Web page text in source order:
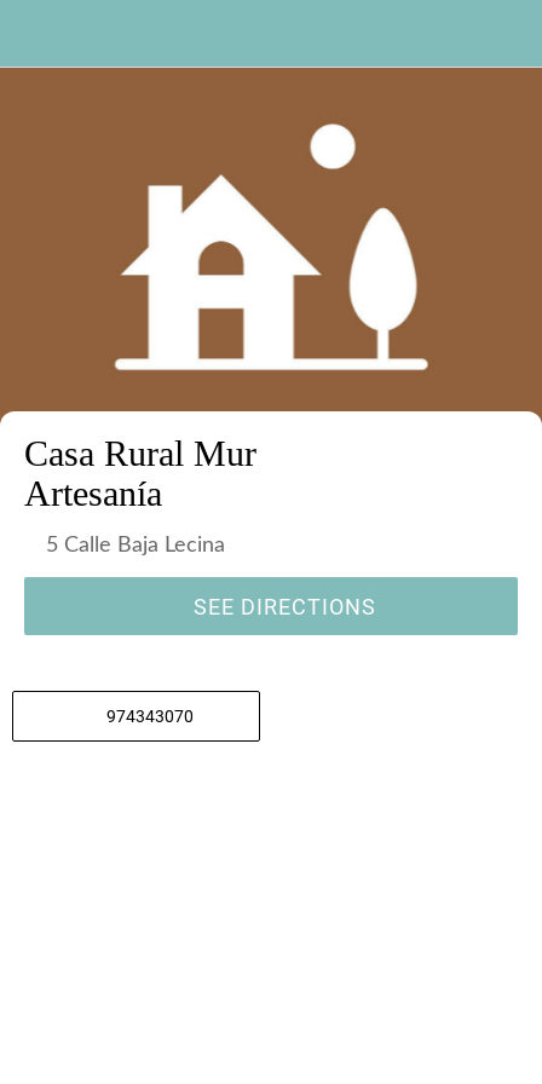
Casa Rural Mur
Artesanía
5 Calle Baja Lecina
SEE DIRECTIONS
974343070